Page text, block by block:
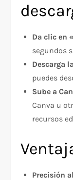
Da clic en
segundos
Descarga
puedes
Sube a
Canva u
recursos
Precisión